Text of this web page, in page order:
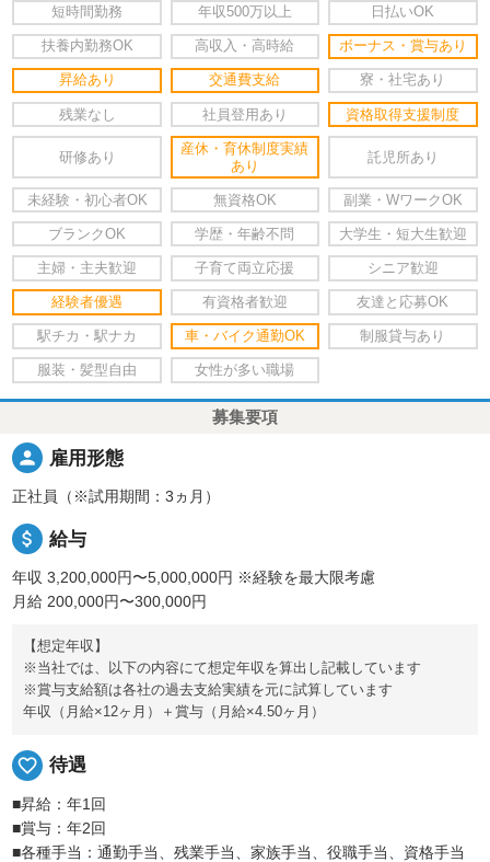
短時間勤務 年収500万以上 日払いOK
扶養内勤務OK 高収入・高時給 ボーナス・賞与あり
昇給あり 交通費支給 寮・社宅あり
残業なし 社員登用あり 資格取得支援制度
研修あり
産休・育休制度実績
あり
託児所あり
未経験・初心者OK 無資格OK 副業・WワークOK
ブランクOK 学歴・年齢不問 大学生・短大生歓迎
主婦・主夫歓迎 子育て両立応援 シニア歓迎
経験者優遇 有資格者歓迎 友達と応募OK
駅チカ・駅ナカ 車・バイク通勤OK 制服貸与あり
服装・髪型自由 女性が多い職場
募集要項
person 雇用形態
正社員（※試用期間：3ヵ月）
attach_money 給与
年収 3,200,000円〜5,000,000円 ※経験を最大限考慮
月給 200,000円〜300,000円
【想定年収】
※当社では、以下の内容にて想定年収を算出し記載しています
※賞与支給額は各社の過去支給実績を元に試算しています
年収（月給×12ヶ月）＋賞与（月給×4.50ヶ月）
favorite_border 待遇
■昇給：年1回
■賞与：年2回
■各種手当：通勤手当、残業手当、家族手当、役職手当、資格手当